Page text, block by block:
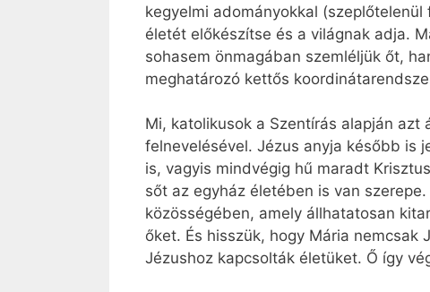
kegyelmi adományokkal
életét előkészítse és a világnak adja.
sohasem önmagában szemléljük őt,
meghatározó kettős
Mi, katolikusok a Szentírás alapján
felnevelésével. Jézus anyja később is
is, vagyis mindvégig hű maradt
sőt az egyház életében is van
közösségében, amely állhatatosan
őket. És hisszük, hogy Mária
Jézushoz kapcsolták életüket. Ő így